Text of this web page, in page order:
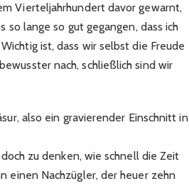
Vierteljahrhundert davor gewarnt,
lange so gut gegangen, dass ich
ist, dass wir selbst die Freude
nach, schließlich sind wir
also ein gravierender Einschnitt in
zu denken, wie schnell die Zeit
einen Nachzügler, der heuer zehn